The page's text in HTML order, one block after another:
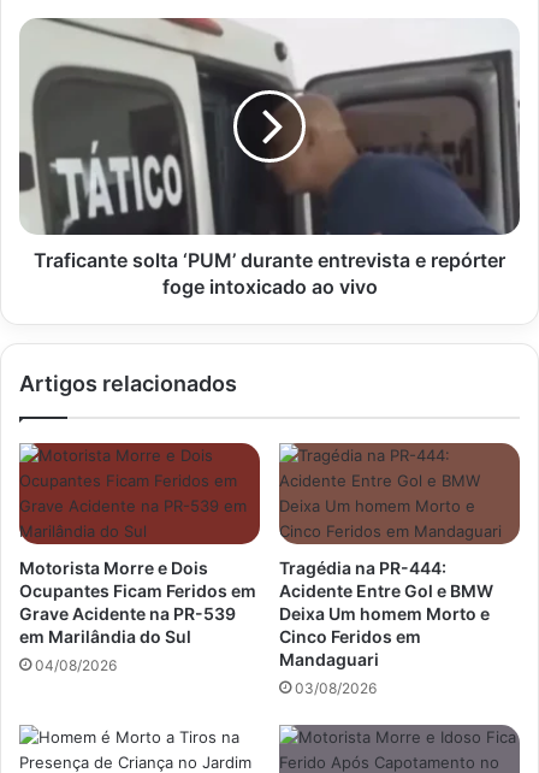
confirmadas
Traficante
‘PUM’
durante
entrevista
e
repórter
foge
intoxicado
aoTraficante solta ‘PUM’ durante entrevista e repórter
foge intoxicado ao vivo
Artigos relacionados
Motorista Morre e Dois
Ocupantes Ficam Feridos em
Grave Acidente na PR-539
em Marilândia do Sul
04/08/2026
Tragédia na PR-444:
Acidente Entre Gol e BMW
Deixa Um homem Morto e
Cinco Feridos em
Mandaguari
03/08/2026